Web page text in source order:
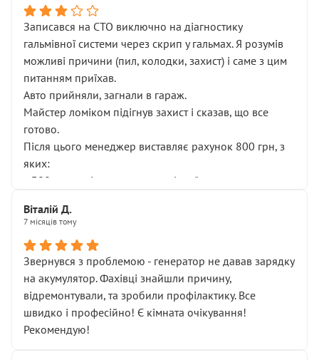
Записався на СТО виключно на діагностику
гальмівної системи через скрип у гальмах. Я розумів
можливі причини (пил, колодки, захист) і саме з цим
питанням приїхав.
Авто прийняли, загнали в гараж.
Майстер ломіком підігнув захист і сказав, що все
готово.
Після цього менеджер виставляє рахунок 800 грн, з
яких:
• 300 грн — діагностика гальмівної системи
НЕ погоджував
послуга. Тим більше, я був поруч і жодної реальної
діагностики ходової не проводилось. Після
зауваження гроші за цю “послугу” повернули, що
лише підтвердило мою правоту.
Але головне — я виїжджаю з боксу, і скрип у гальмах
залишився таким самим, як і був. Тобто оплачена
Віталій Д.
7 місяців тому
Звернувся з проблемою - генератор не давав зарядку
на акумулятор. Фахівці знайшли причину,
відремонтували, та зробили профілактику. Все
швидко і професійно! Є кімната очікування!
Рекомендую!